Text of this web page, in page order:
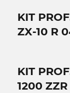
KIT
ZX-10 R
KIT
1200 ZZR